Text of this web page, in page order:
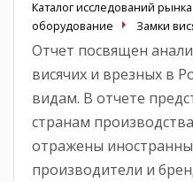
Каталог исследований рынка
оборудование
Замки
Отчет посвящен
висячих и врезных в
видам. В отчете
странам
отражены
производители и